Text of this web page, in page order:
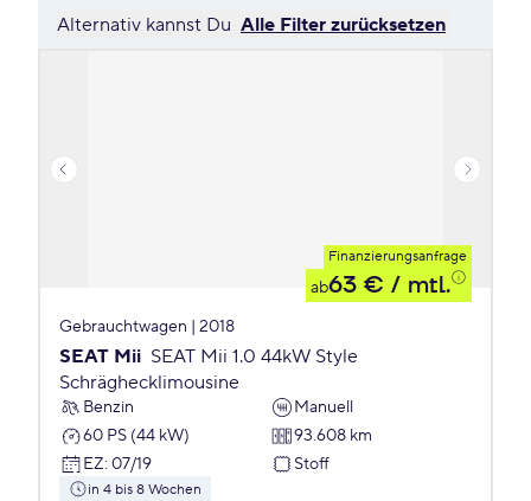
Alternativ kannst Du Alle Filter zurücksetzen
Finanzierungsanfrage
ab63 € / mtl.
Gebrauchtwagen | 2018
SEAT Mii SEAT Mii 1.0 44kW Style
Schräghecklimousine
Benzin
Manuell
60 PS (44 kW)
93.608 km
EZ: 07/19 Stoff
in 4 bis 8 Wochen